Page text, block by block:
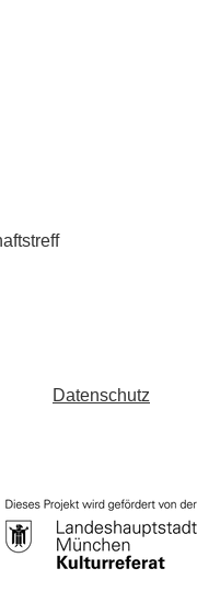
Datenschutz